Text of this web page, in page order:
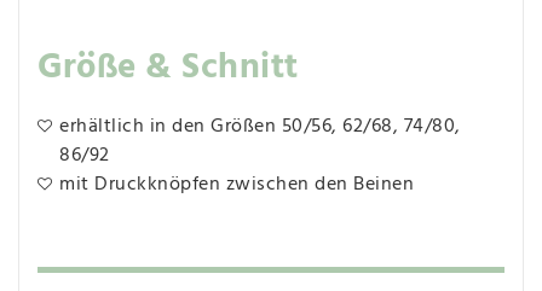
Größe & Schnitt
erhältlich in den Größen 50/56, 62/68, 74/80,
86/92
mit Druckknöpfen zwischen den Beinen